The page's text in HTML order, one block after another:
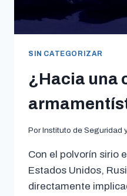
SIN CATEGORIZAR
¿Hacia una
Por Instituto de Seguridad
Con el polvorín sirio
Estados Unidos,
directamente